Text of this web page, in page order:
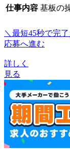
仕事内容 基板の
＼最短45秒で完了
応募へ進む
詳しく
見る